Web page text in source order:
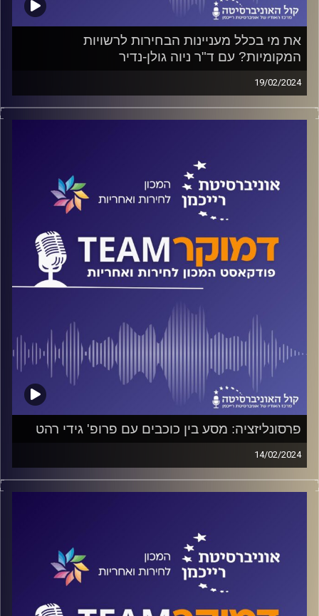
את מי בכלל מעניינות הבחירות לרשויות
המקומיות? עם ד"ר ניוה גולן-נדיר
19/02/2024
פודקאסט המכון לחירות ואחריות באוניברסיטת רייכמן
על חלוקת הסמכויות בין השלטון המרכזי לרשות המקומית, על
משוחח ד"ר חיים וייצמן עם ד"ר ניוה גולן-נדיר
קרדיט תמונות:המכון לחירות ואחריות
פרסונליזציה: מסע בין כוכבים עם פרופ' גידי רהט
14/02/2024
פודקאסט המכון לחירות ואחריות באוניברסיטת רייכמן על
פוליטיקה של אישים ועל אחריות אישית של מנהיגים, מה
על אלה ועוד משוחח ד"ר חיים וייצמן עם פרופ' גידי רהט
המכון לחירות ואחריות